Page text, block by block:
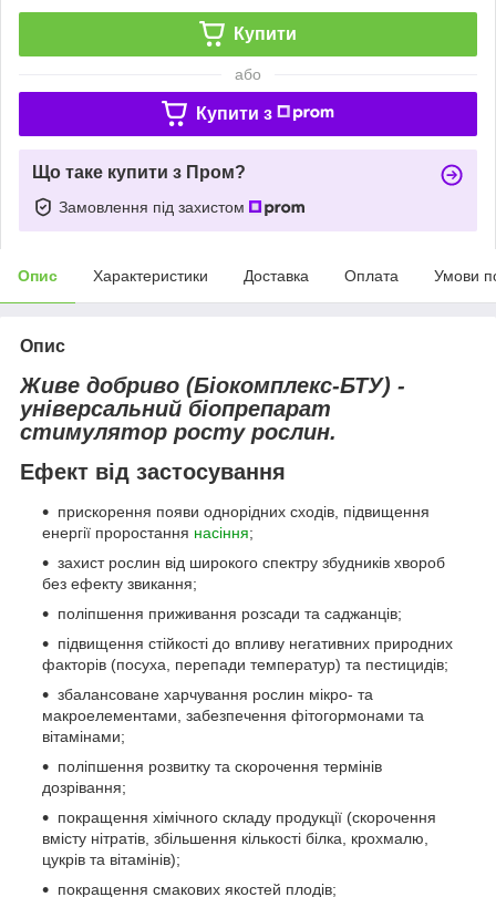
Купити
або
Купити з
Що таке купити з Пром?
Замовлення під захистом
Опис Характеристики Доставка Оплата Умови
Опис
Живе добриво (Біокомплекс-БТУ) -
універсальний біопрепарат
стимулятор росту рослин.
Ефект від застосування
прискорення появи однорідних сходів, підвищення
енергії проростання насіння;
захист рослин від широкого спектру збудників хвороб
без ефекту звикання;
поліпшення приживання розсади та саджанців;
підвищення стійкості до впливу негативних природних
факторів (посуха, перепади температур) та пестицидів;
збалансоване харчування рослин мікро- та
макроелементами, забезпечення фітогормонами та
вітамінами;
поліпшення розвитку та скорочення термінів
дозрівання;
покращення хімічного складу продукції (скорочення
вмісту нітратів, збільшення кількості білка, крохмалю,
цукрів та вітамінів);
покращення смакових якостей плодів;